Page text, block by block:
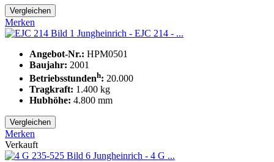
Vergleichen
Merken
Jungheinrich - EJC 214 - ...
Angebot-Nr.: HPM0501
Baujahr: 2001
Betriebsstundenh: 20.000
Tragkraft: 1.400 kg
Hubhöhe: 4.800 mm
Vergleichen
Merken
Verkauft
Jungheinrich - 4 G ...